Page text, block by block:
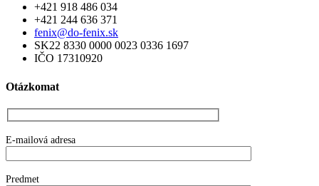
+421 918 486 034
+421 244 636 371
fenix@do-fenix.sk
SK22 8330 0000 0023 0336 1697
IČO 17310920
Otázkomat
E-mailová adresa
Predmet